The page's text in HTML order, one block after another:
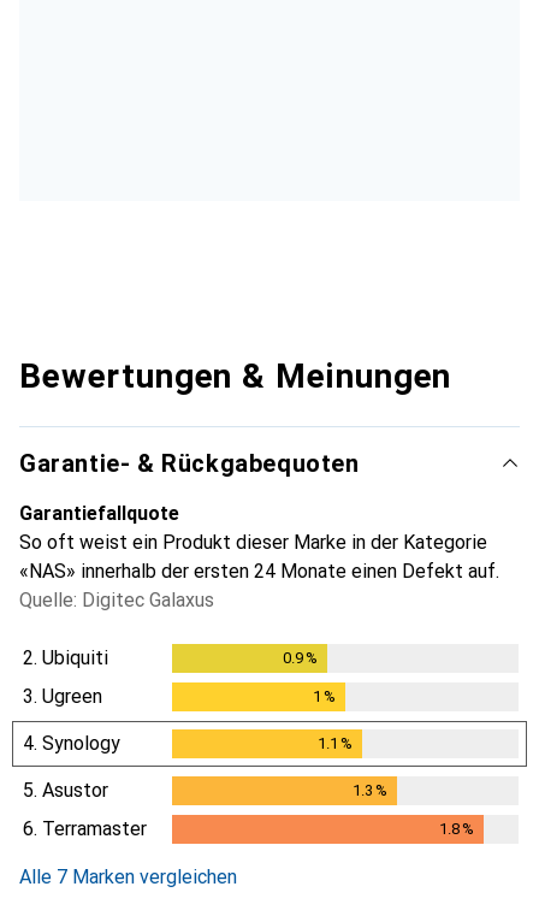
Bewertungen & Meinungen
Garantie- & Rückgabequoten
Garantiefallquote
So oft weist ein Produkt dieser Marke in der Kategorie
«NAS» innerhalb der ersten 24 Monate einen Defekt auf.
Quelle: Digitec Galaxus
2. Ubiquiti 0.9%
3. Ugreen 1 %
4. Synology 1.1 %
5. Asustor 1.3 %
6. Terramaster 1.8%
Alle 7 Marken vergleichen